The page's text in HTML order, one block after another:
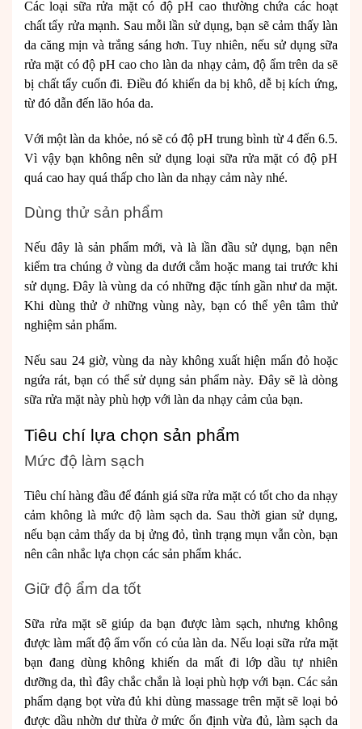
Các loại sữa rửa mặt có độ pH cao thường chứa các hoạt
chất tẩy rửa mạnh. Sau mỗi lần sử dụng, bạn sẽ cảm thấy làn
da căng mịn và trắng sáng hơn. Tuy nhiên, nếu sử dụng sữa
rửa mặt có độ pH cao cho làn da nhạy cảm, độ ẩm trên da sẽ
bị chất tẩy cuốn đi. Điều đó khiến da bị khô, dễ bị kích ứng,
từ đó dẫn đến lão hóa da.
Với một làn da khỏe, nó sẽ có độ pH trung bình từ 4 đến 6.5.
Vì vậy bạn không nên sử dụng loại sữa rửa mặt có độ pH
quá cao hay quá thấp cho làn da nhạy cảm này nhé.
Dùng thử sản phẩm
Nếu đây là sản phẩm mới, và là lần đầu sử dụng, bạn nên
kiểm tra chúng ở vùng da dưới cằm hoặc mang tai trước khi
sử dụng. Đây là vùng da có những đặc tính gần như da mặt.
Khi dùng thử ở những vùng này, bạn có thể yên tâm thử
nghiệm sản phẩm.
Nếu sau 24 giờ, vùng da này không xuất hiện mẩn đỏ hoặc
ngứa rát, bạn có thể sử dụng sản phẩm này. Đây sẽ là dòng
sữa rửa mặt này phù hợp với làn da nhạy cảm của bạn.
Tiêu chí lựa chọn sản phẩm
Mức độ làm sạch
Tiêu chí hàng đầu để đánh giá sữa rửa mặt có tốt cho da nhạy
cảm không là mức độ làm sạch da. Sau thời gian sử dụng,
nếu bạn cảm thấy da bị ửng đỏ, tình trạng mụn vẫn còn, bạn
nên cân nhắc lựa chọn các sản phẩm khác.
Giữ độ ẩm da tốt
Sữa rửa mặt sẽ giúp da bạn được làm sạch, nhưng không
được làm mất độ ẩm vốn có của làn da. Nếu loại sữa rửa mặt
bạn đang dùng không khiến da mất đi lớp dầu tự nhiên
dưỡng da, thì đây chắc chắn là loại phù hợp với bạn. Các sản
phẩm dạng bọt vừa đủ khi dùng massage trên mặt sẽ loại bỏ
được dầu nhờn dư thừa ở mức ổn định vừa đủ, làm sạch da